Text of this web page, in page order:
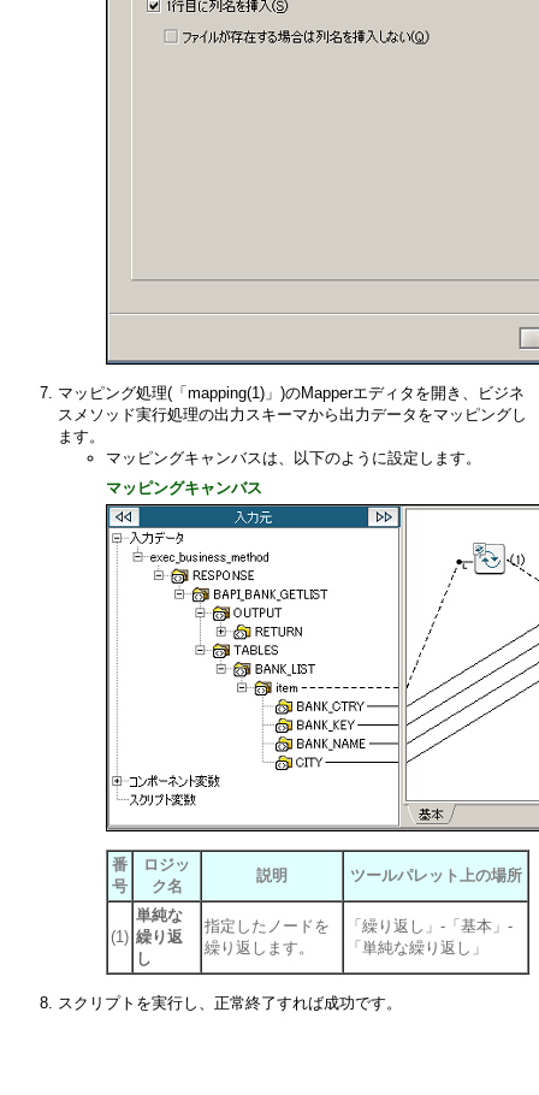
マッピング処理(「mapping(1)」)のMapperエディタを開き、ビジネ
スメソッド実行処理の出力スキーマから出力データをマッピングし
ます。
マッピングキャンバスは、以下のように設定します。
マッピングキャンバス
番
号
ロジッ
ク名
説明 ツールパレット上の場所
(1)
単純な
繰り返
し
指定したノードを
繰り返します。
「繰り返し」-「基本」-
「単純な繰り返し」
スクリプトを実行し、正常終了すれば成功です。